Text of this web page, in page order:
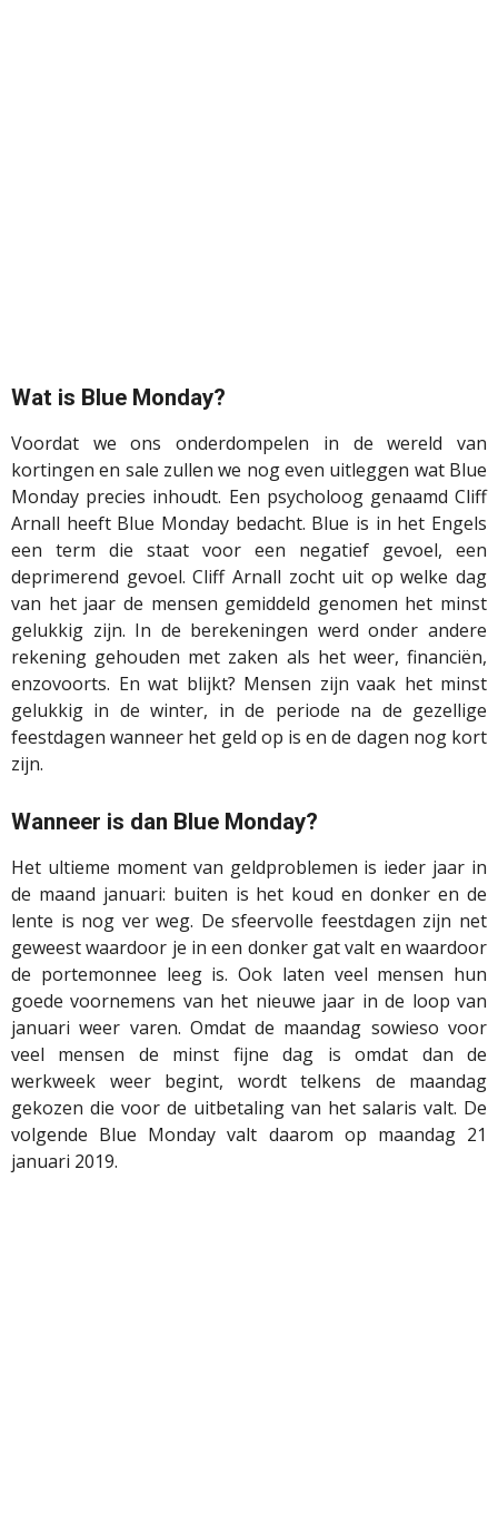
Wat is Blue Monday?
Voordat we ons onderdompelen in de wereld van
kortingen en sale zullen we nog even uitleggen wat Blue
Monday precies inhoudt. Een psycholoog genaamd Cliff
Arnall heeft Blue Monday bedacht. Blue is in het Engels
een term die staat voor een negatief gevoel, een
deprimerend gevoel. Cliff Arnall zocht uit op welke dag
van het jaar de mensen gemiddeld genomen het minst
gelukkig zijn. In de berekeningen werd onder andere
rekening gehouden met zaken als het weer, financiën,
enzovoorts. En wat blijkt? Mensen zijn vaak het minst
gelukkig in de winter, in de periode na de gezellige
feestdagen wanneer het geld op is en de dagen nog kort
zijn.
Wanneer is dan Blue Monday?
Het ultieme moment van geldproblemen is ieder jaar in
de maand januari: buiten is het koud en donker en de
lente is nog ver weg. De sfeervolle feestdagen zijn net
geweest waardoor je in een donker gat valt en waardoor
de portemonnee leeg is. Ook laten veel mensen hun
goede voornemens van het nieuwe jaar in de loop van
januari weer varen. Omdat de maandag sowieso voor
veel mensen de minst fijne dag is omdat dan de
werkweek weer begint, wordt telkens de maandag
gekozen die voor de uitbetaling van het salaris valt. De
volgende Blue Monday valt daarom op maandag 21
januari 2019.